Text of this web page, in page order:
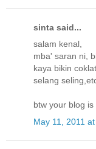
sinta said...
salam kenal,
mba' saran ni,
kaya bikin
selang
btw your blog
May 11, 2011